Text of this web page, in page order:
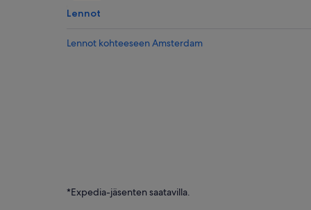
Lennot
Lennot kohteeseen Amsterdam
*Expedia-jäsenten saatavilla.